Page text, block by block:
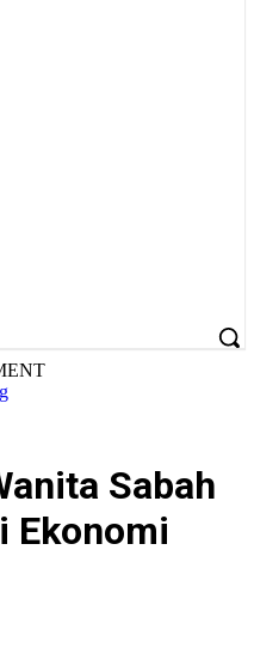
Sabah
Ekonomi